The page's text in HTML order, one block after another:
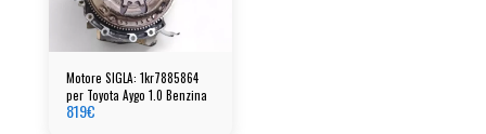
Motore SIGLA: 1kr7885864
per Toyota Aygo 1.0 Benzina
819€